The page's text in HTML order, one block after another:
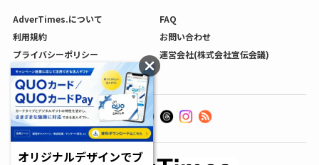
AdverTimes.について
FAQ
利用規約
お問い合わせ
プライバシーポリシー
運営会社(株式会社宣伝会議)
利用者情報の外部送信について
オリジナルデザインでブ